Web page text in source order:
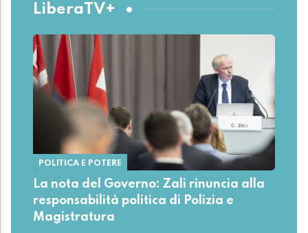
LiberaTV+
POLITICA E POTERE
La nota del Governo: Zali rinuncia alla
responsabilità politica di Polizia e
Magistratura